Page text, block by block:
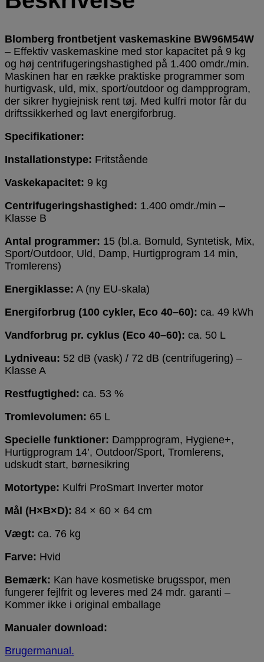
Blomberg frontbetjent vaskemaskine BW96M54W
– Effektiv vaskemaskine med stor kapacitet på 9 kg
og høj centrifugeringshastighed på 1.400 omdr./min.
Maskinen har en række praktiske programmer som
hurtigvask, uld, mix, sport/outdoor og dampprogram,
der sikrer hygiejnisk rent tøj. Med kulfri motor får du
driftssikkerhed og lavt energiforbrug.
Specifikationer:
Installationstype: Fritstående
Vaskekapacitet: 9 kg
Centrifugeringshastighed: 1.400 omdr./min –
Klasse B
Antal programmer: 15 (bl.a. Bomuld, Syntetisk, Mix,
Sport/Outdoor, Uld, Damp, Hurtigprogram 14 min,
Tromlerens)
Energiklasse: A (ny EU-skala)
Energiforbrug (100 cykler, Eco 40–60): ca. 49 kWh
Vandforbrug pr. cyklus (Eco 40–60): ca. 50 L
Lydniveau: 52 dB (vask) / 72 dB (centrifugering) –
Klasse A
Restfugtighed: ca. 53 %
Tromlevolumen: 65 L
Specielle funktioner: Dampprogram, Hygiene+,
Hurtigprogram 14’, Outdoor/Sport, Tromlerens,
udskudt start, børnesikring
Motortype: Kulfri ProSmart Inverter motor
Mål (H×B×D): 84 × 60 × 64 cm
Vægt: ca. 76 kg
Farve: Hvid
Bemærk: Kan have kosmetiske brugsspor, men
fungerer fejlfrit og leveres med 24 mdr. garanti –
Kommer ikke i original emballage
Manualer download:
Brugermanual.